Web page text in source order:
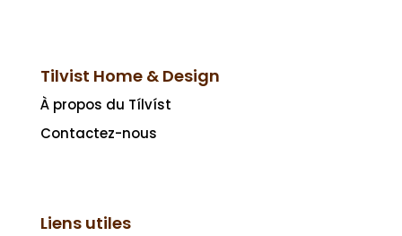
Tilvist Home & Design
À propos du Tílvíst
Contactez-nous
Liens utiles